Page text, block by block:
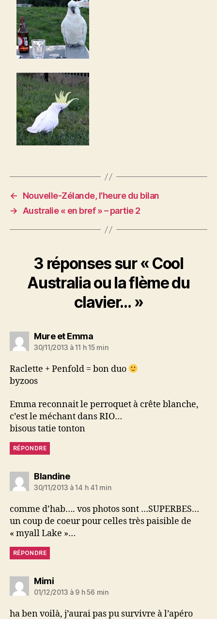
←
Nouvelle-Zélande, l’heure du bilan
→ Australie « en bref » – partie 2
3 réponses sur « Cool
Australia ou la flème du
clavier… »
Mure et Emmadit :
30/11/2013 à 11 h 15 min
Raclette + Penfold = bon duo
byzoos
Emma reconnait le perroquet à crête blanche,
c’est le méchant dans RIO…
bisous tatie tonton
RÉPONDRE
Blandinedit :
30/11/2013 à 14 h 41 min
comme d’hab…. vos photos sont …SUPERBES…
un coup de coeur pour celles très paisible de
« myall Lake »…
RÉPONDRE
Mimidit :
01/12/2013 à 9 h 56 min
ha ben voilà, j’aurai pas pu survivre à l’apéro